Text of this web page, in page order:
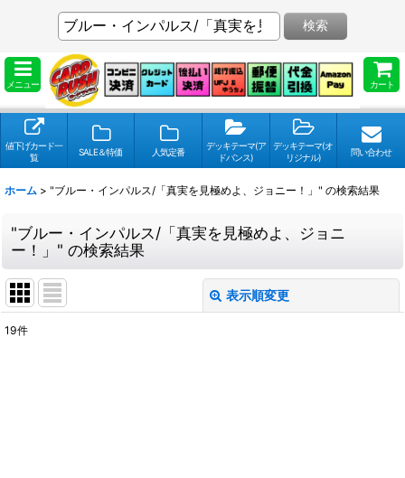
メニュー カート
検索
値下げカード一
覧
SALE＆特価 人気定番
デッキテーマ(ア
ドバンス)
デッキテーマ(オ
リジナル)
問い合わせ
ホーム > "ブルー・インパルス/「真実を見極めよ、ジョニー！」" の検索結果
"ブルー・インパルス/「真実を見極めよ、ジョニ
ー！」" の検索結果
表示順変更
検索キーワードをお願い致します
19件